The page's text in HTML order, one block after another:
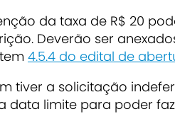
da taxa de R$ 20
Deverão ser
4.5.4 do edital de
tiver a solicitação
data limite para poder